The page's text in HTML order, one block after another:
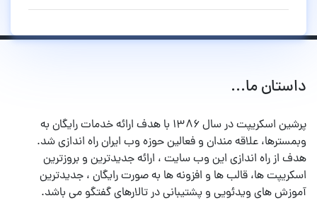
داستان ما...
پرشین اسکریپت در سال ۱۳۸۶ با هدف ارائه خدمات رایگان به
وبمسترها، علاقه مندان و فعالین حوزه وب ایران راه اندازی شد.
هدف از راه اندازی این وب سایت ، ارائه جدیدترین و بروزترین
اسکریپت ها، قالب ها و افزونه ها به صورت رایگان ، جدیدترین
آموزش های ویدئویی و پشتیبانی در تالارهای گفتگو می باشد.